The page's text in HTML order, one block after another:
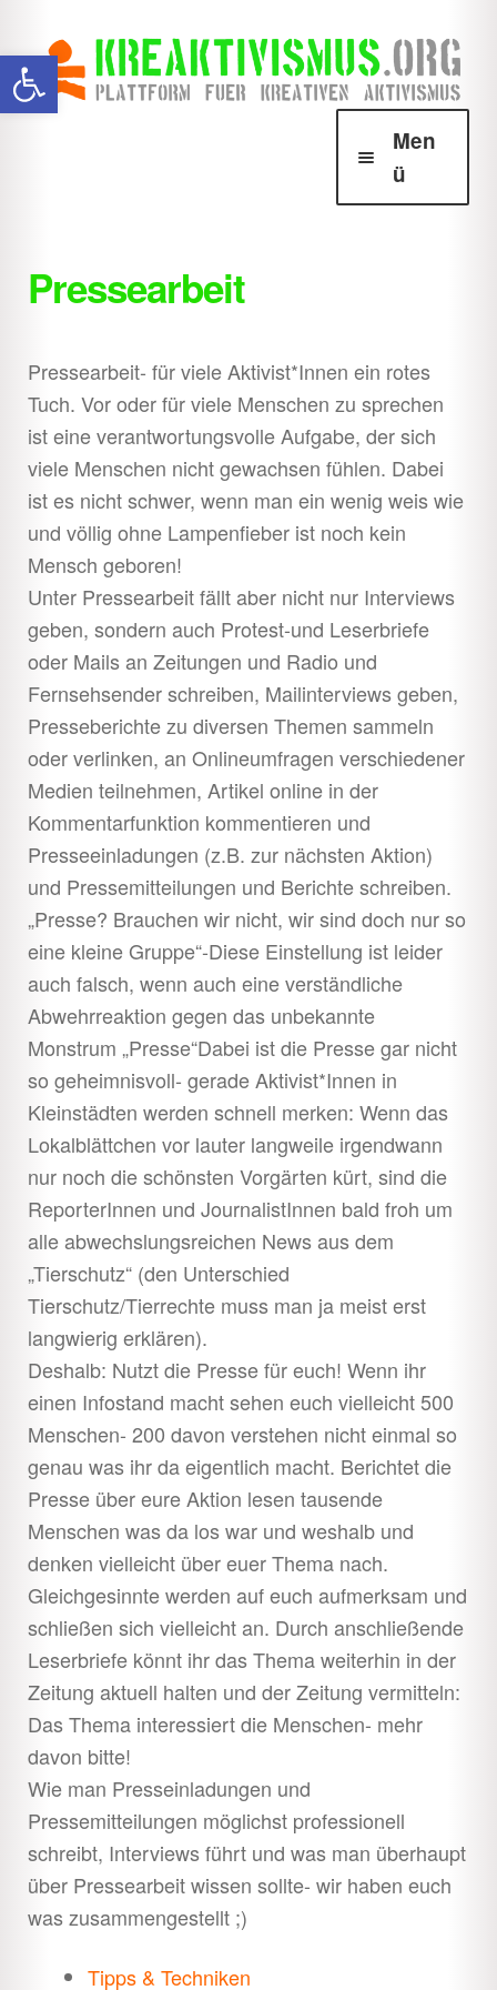
Werkzeugleiste öffnen Zur
Navigation
springen
Zum
Inhalt
springen
Men
ü
Howtos
Aktionsformen
öffnen
Sofaaktivismus
öffnen
Behördenkrams
Direct Action
öffnen
Recherchen
öffnen
Pressearbeit
öffnen
Do it yourself
öffnen
Strukturen
Youth
öffnen
Downloads
öffnen
Shop
Pressearbeit
Pressearbeit- für viele Aktivist*Innen ein rotes
Tuch. Vor oder für viele Menschen zu sprechen
ist eine verantwortungsvolle Aufgabe, der sich
viele Menschen nicht gewachsen fühlen. Dabei
ist es nicht schwer, wenn man ein wenig weis wie
und völlig ohne Lampenfieber ist noch kein
Mensch geboren!
Unter Pressearbeit fällt aber nicht nur Interviews
geben, sondern auch Protest-und Leserbriefe
oder Mails an Zeitungen und Radio und
Fernsehsender schreiben, Mailinterviews geben,
Presseberichte zu diversen Themen sammeln
oder verlinken, an Onlineumfragen verschiedener
Medien teilnehmen, Artikel online in der
Kommentarfunktion kommentieren und
Presseeinladungen (z.B. zur nächsten Aktion)
und Pressemitteilungen und Berichte schreiben.
„Presse? Brauchen wir nicht, wir sind doch nur so
eine kleine Gruppe“-Diese Einstellung ist leider
auch falsch, wenn auch eine verständliche
Abwehrreaktion gegen das unbekannte
Monstrum „Presse“Dabei ist die Presse gar nicht
so geheimnisvoll- gerade Aktivist*Innen in
Kleinstädten werden schnell merken: Wenn das
Lokalblättchen vor lauter langweile irgendwann
nur noch die schönsten Vorgärten kürt, sind die
ReporterInnen und JournalistInnen bald froh um
alle abwechslungsreichen News aus dem
„Tierschutz“ (den Unterschied
Tierschutz/Tierrechte muss man ja meist erst
langwierig erklären).
Deshalb: Nutzt die Presse für euch! Wenn ihr
einen Infostand macht sehen euch vielleicht 500
Menschen- 200 davon verstehen nicht einmal so
genau was ihr da eigentlich macht. Berichtet die
Presse über eure Aktion lesen tausende
Menschen was da los war und weshalb und
denken vielleicht über euer Thema nach.
Gleichgesinnte werden auf euch aufmerksam und
schließen sich vielleicht an. Durch anschließende
Leserbriefe könnt ihr das Thema weiterhin in der
Zeitung aktuell halten und der Zeitung vermitteln:
Das Thema interessiert die Menschen- mehr
davon bitte!
Wie man Presseinladungen und
Pressemitteilungen möglichst professionell
schreibt, Interviews führt und was man überhaupt
über Pressearbeit wissen sollte- wir haben euch
was zusammengestellt ;)
Tipps & Techniken